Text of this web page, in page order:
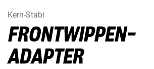
Kern-Stabi
FRONTWIPPEN-
ADAPTER